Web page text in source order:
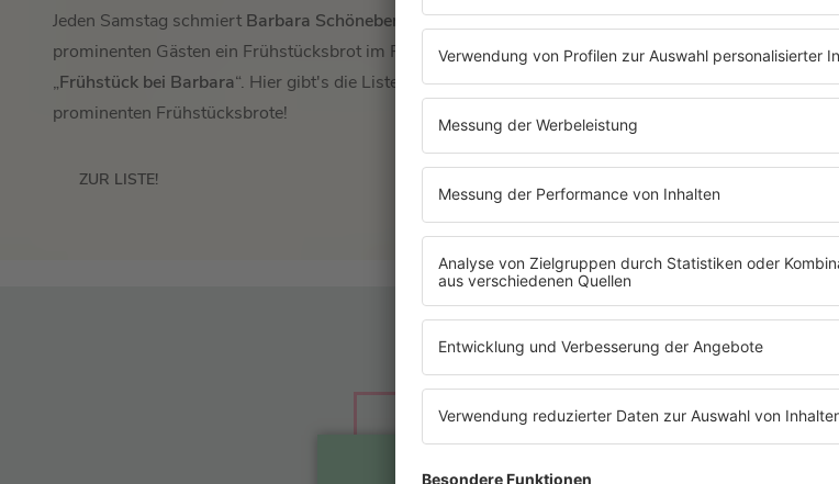
Jeden Samstag schmiert Barbara Schönebergerihren
prominenten Gästen ein Frühstücksbrot im Podcast
„Frühstück bei Barbara“. Hier gibt's die Liste aller
prominenten Frühstücksbrote!
ZUR LISTE!